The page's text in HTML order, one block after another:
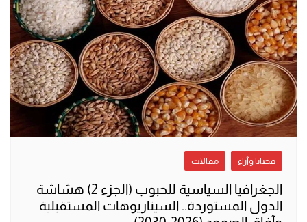
قضايا وآراء مقالات
الجغرافيا السياسية للحبوب (الجزء 2) هشاشة
الدول المستوردة.. السيناريوهات المستقبلية